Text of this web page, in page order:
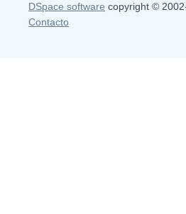
DSpace software copyright ©
Contacto